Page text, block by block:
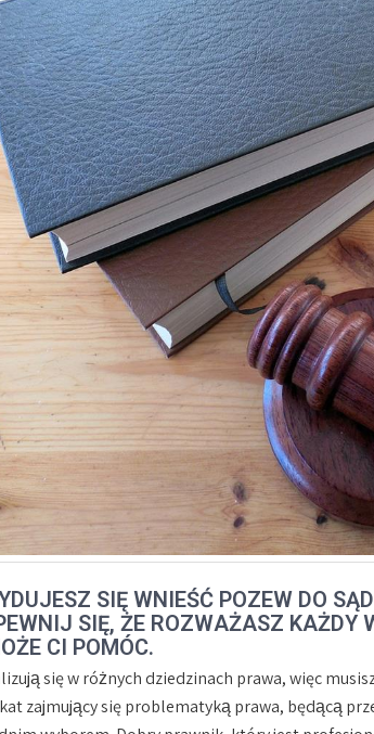
SIĘ WNIEŚĆ POZEW DO
SIĘ, ŻE ROZWAŻASZ KAŻDY
CI POMÓC.
się w różnych dziedzinach prawa, więc
zajmujący się problematyką prawa, będącą